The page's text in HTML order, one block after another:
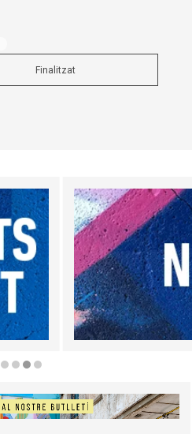
Finalitzat